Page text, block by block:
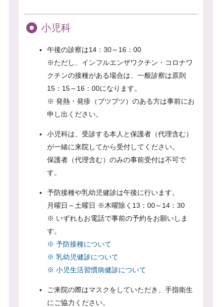
小児科
午後の診察は14：30～16：00
※ただし、インフルエンザワクチン・コロナワ
クチンの接種がある場合は、一般診察は原則
15：15～16：00になります。
※ 発熱・発疹（ブツブツ）のある方は事前にお
申し出ください。
小児科は、受診する本人と保護者（代理含む）
が一緒に来院してから受付してください。
保護者（代理含む）のみの事前受付は不可で
す。
予防接種や乳幼児健診は午後に行います。
月曜日～土曜日 ※木曜除く13：00～14：30
※ いずれもお電話で事前の予約をお願いしま
す。
※ 予防接種について
※ 乳幼児健診について
※ 小児生活習慣病健診について
ご来院の際はマスクをしていただき、手指衛生
にご協力ください。